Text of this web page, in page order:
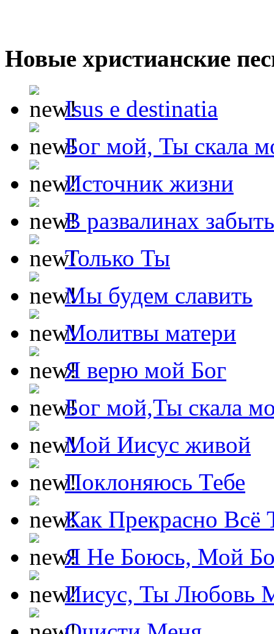
Новые христианские
Isus e destinatia
Бог мой, Ты скала
Источник жизни
В развалинах
Только Ты
Мы будем славить
Молитвы матери
Я верю мой Бог
Бог мой,Ты скала
Мой Иисус живой
Поклоняюсь Тебе
Как Прекрасно Всё
Я Не Боюсь, Мой
Иисус, Ты Любовь